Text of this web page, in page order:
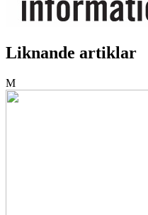
Liknande artiklar
M